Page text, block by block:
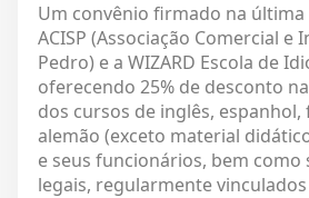
Um convênio firmado na última
ACISP (Associação Comercial e
Pedro) e a WIZARD Escola de
oferecendo 25% de desconto
dos cursos de inglês,
alemão (exceto material
e seus funcionários, bem como
legais, regularmente vinculados